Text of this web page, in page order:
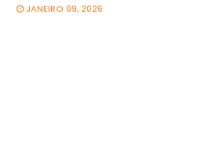
JANEIRO 09, 2026